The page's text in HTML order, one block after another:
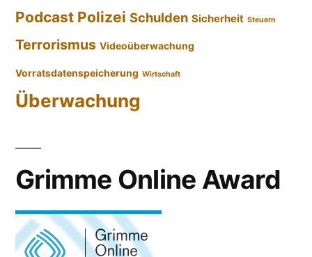
Podcast Polizei Schulden Sicherheit Steuern
Terrorismus Videoüberwachung
Vorratsdatenspeicherung Wirtschaft
Überwachung
Grimme Online Award